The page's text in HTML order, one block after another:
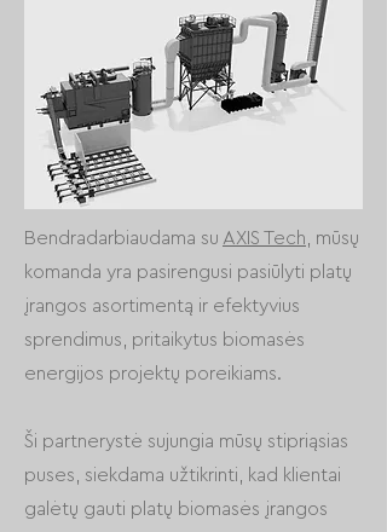
Bendradarbiaudama su AXIS Tech , mūsų
komanda yra pasirengusi pasiūlyti platų
įrangos asortimentą ir efektyvius
sprendimus, pritaikytus biomasės
energijos projektų poreikiams.
Ši partnerystė sujungia mūsų stipriąsias
puses, siekdama užtikrinti, kad klientai
galėtų gauti platų biomasės įrangos